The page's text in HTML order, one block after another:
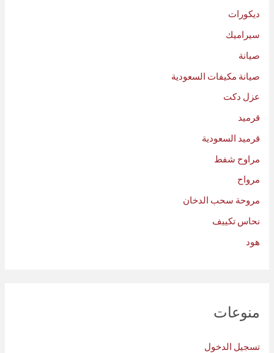
ديكورات
سيراميك
صيانة
صيانة مكيفات السعودية
عزل دكت
قرميد
قرميد السعودية
مراوح شفط
مرواح
مروحة سحب الدخان
نحاس تكييف
هود
منوعات
تسجيل الدخول